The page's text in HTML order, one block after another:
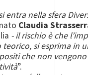
entra nella sfera
Claudia
- il rischio è che
teorico, si esprima in
che non
”.